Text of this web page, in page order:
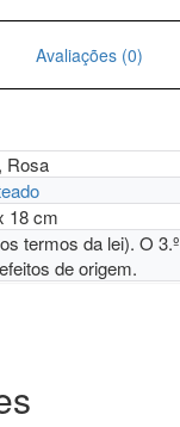
Avaliações (0)
Rosa
18 cm
termos da lei). O
de origem.